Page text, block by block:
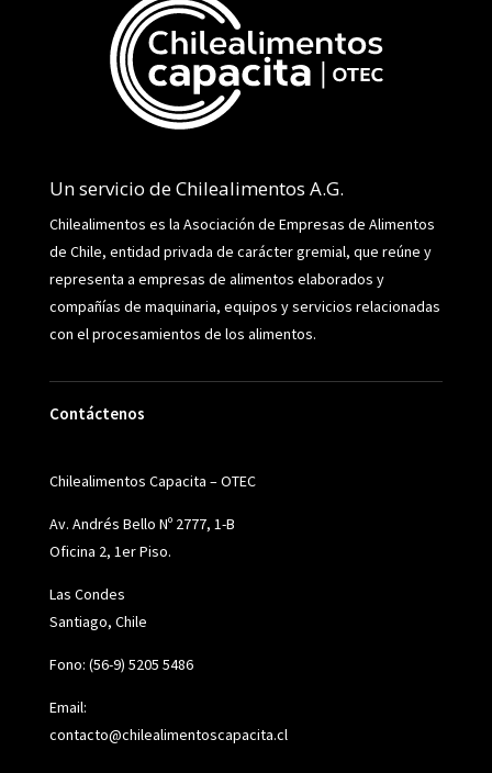
Un servicio de Chilealimentos A.G.
Chilealimentos es la Asociación de Empresas de Alimentos
de Chile, entidad privada de carácter gremial, que reúne y
representa a empresas de alimentos elaborados y
compañías de maquinaria, equipos y servicios relacionadas
con el procesamientos de los alimentos.
Contáctenos
Chilealimentos Capacita – OTEC
Av. Andrés Bello Nº 2777, 1-B
Oficina 2, 1er Piso.
Las Condes
Santiago, Chile
Fono: (56-9) 5205 5486
Email:
contacto@chilealimentoscapacita.cl